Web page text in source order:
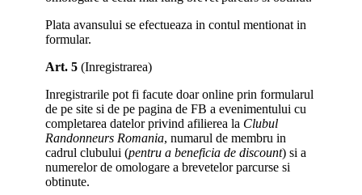
Plata avansului se efectueaza in contul mentionat in
formular.
Art. 5 (Inregistrarea)
Inregistrarile pot fi facute doar online prin formularul
de pe site si de pe pagina de FB a evenimentului cu
completarea datelor privind afilierea la Clubul
Randonneurs Romania, numarul de membru in
cadrul clubului (pentru a beneficia de discount) si a
numerelor de omologare a brevetelor parcurse si
obtinute.